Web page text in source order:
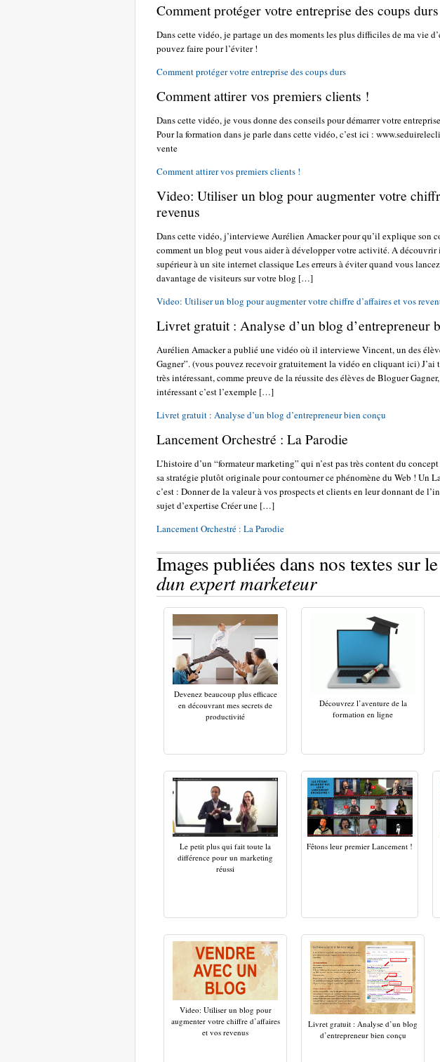
Comment protéger votre entreprise des coups durs
Dans cette vidéo, je partage un des moments les plus difficiles de ma vie
pouvez faire pour l’éviter !
Comment protéger votre entreprise des coups durs
Comment attirer vos premiers clients !
Dans cette vidéo, je vous donne des conseils pour démarrer votre
Pour la formation dans je parle dans cette vidéo, c’est ici :
vente
Comment attirer vos premiers clients !
Video: Utiliser un blog pour augmenter votre
revenus
Dans cette vidéo, j’interviewe Aurélien Amacker pour qu’il explique son
comment un blog peut vous aider à développer votre activité. A
supérieur à un site internet classique Les erreurs à éviter quand vous
davantage de visiteurs sur votre blog […]
Video: Utiliser un blog pour augmenter votre chiffre d’affaires et vos
Livret gratuit : Analyse d’un blog d’entrepreneur
Aurélien Amacker a publié une vidéo où il interviewe Vincent, un des
Gagner”. (vous pouvez recevoir gratuitement la vidéo en cliquant ici) J’ai
très intéressant, comme preuve de la réussite des élèves de Bloguer
intéressant c’est l’exemple […]
Livret gratuit : Analyse d’un blog d’entrepreneur bien conçu
Lancement Orchestré : La Parodie
L’histoire d’un “formateur marketing” qui n’est pas très content du
sa stratégie plutôt originale pour contourner ce phénomène du Web ! Un
c’est : Donner de la valeur à vos prospects et clients en leur donnant de
sujet d’expertise Créer une […]
Lancement Orchestré : La Parodie
Images publiées dans nos textes sur
dun expert marketeur
Devenez beaucoup plus efficace
en découvrant mes secrets de
productivité
Découvrez l’aventure de la
formation en ligne
Le petit plus qui fait toute la
différence pour un marketing
réussi
Fêtons leur premier Lancement !
Video: Utiliser un blog pour
augmenter votre chiffre d’affaires
et vos revenus
Livret gratuit : Analyse d’un blog
d’entrepreneur bien conçu